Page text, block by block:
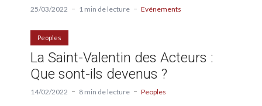
25/03/2022 1 min de lecture Evénements
Peoples
La Saint-Valentin des Acteurs :
Que sont-ils devenus ?
14/02/2022 8 min de lecture Peoples